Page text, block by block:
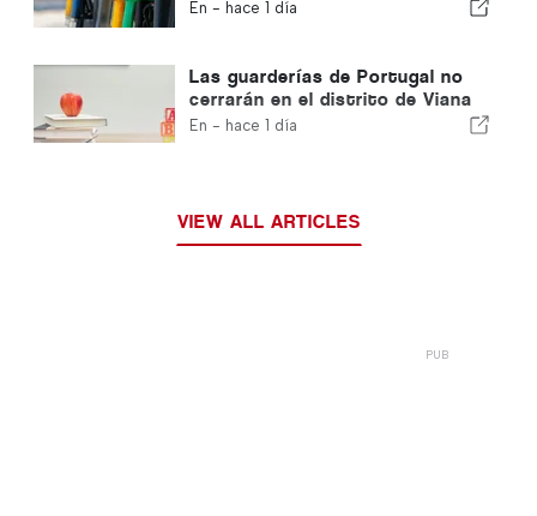
En - hace 1 día
Las guarderías de Portugal no
cerrarán en el distrito de Viana
do Castelo
En - hace 1 día
VIEW ALL ARTICLES